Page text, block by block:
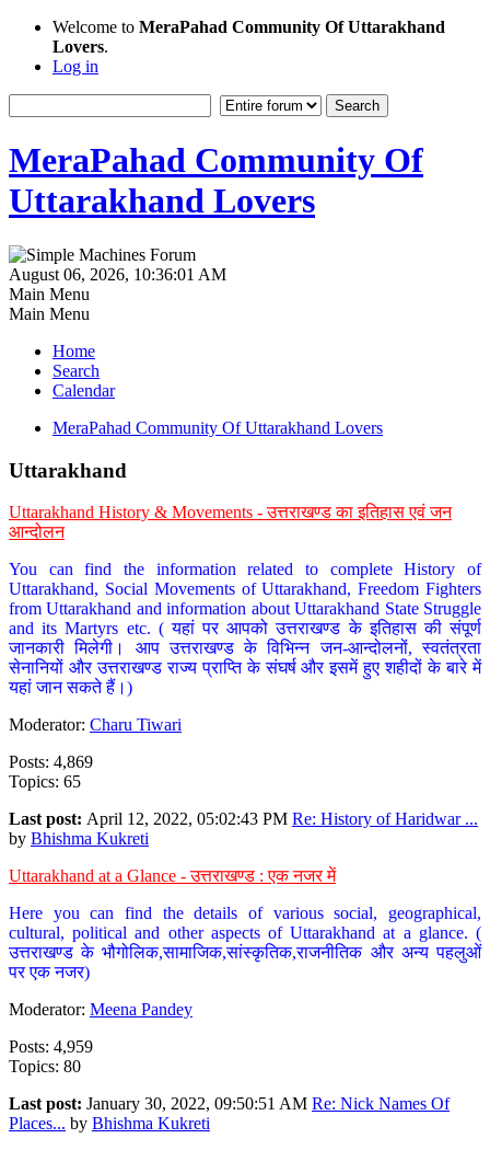
Welcome to MeraPahad Community Of Uttarakhand
Lovers.
Log in
MeraPahad Community Of
Uttarakhand Lovers
August 06, 2026, 10:36:01 AM
Main Menu
Main Menu
Home
Search
Calendar
MeraPahad Community Of Uttarakhand Lovers
Uttarakhand
Uttarakhand History & Movements - उत्तराखण्ड का इतिहास एवं जन
आन्दोलन
You can find the information related to complete History of
Uttarakhand, Social Movements of Uttarakhand, Freedom Fighters
from Uttarakhand and information about Uttarakhand State Struggle
and its Martyrs etc. ( यहां पर आपको उत्तराखण्ड के इतिहास की संपूर्ण
जानकारी मिलेगी। आप उत्तराखण्ड के विभिन्न जन-आन्दोलनों, स्वतंत्रता
सेनानियों और उत्तराखण्ड राज्य प्राप्ति के संघर्ष और इसमें हुए शहीदों के बारे में
यहां जान सकते हैं।)
Moderator: Charu Tiwari
Posts: 4,869
Topics: 65
Last post: April 12, 2022, 05:02:43 PM Re: History of Haridwar ...
by Bhishma Kukreti
Uttarakhand at a Glance - उत्तराखण्ड : एक नजर में
Here you can find the details of various social, geographical,
cultural, political and other aspects of Uttarakhand at a glance. (
उत्तराखण्ड के भौगोलिक,सामाजिक,सांस्कृतिक,राजनीतिक और अन्य पहलुओं
पर एक नजर)
Moderator: Meena Pandey
Posts: 4,959
Topics: 80
Last post: January 30, 2022, 09:50:51 AM Re: Nick Names Of
Places... by Bhishma Kukreti